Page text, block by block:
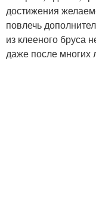
достижения
повлечь
из клееного бруса
даже после многих